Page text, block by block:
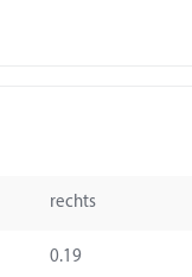
rechts
0.19